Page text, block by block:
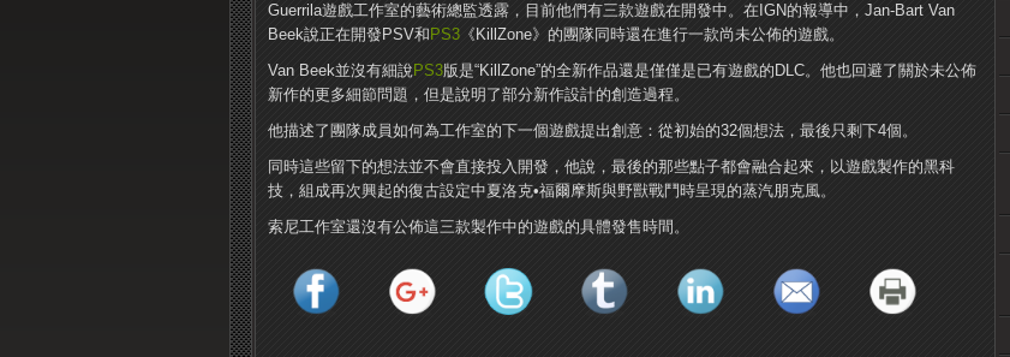
Guerrila遊戲工作室的藝術總監透露，目前他們有三款遊戲在開發中。在IGN的報導中，Jan-Bart Van
Beek說正在開發PSV和 PS3 《KillZone》的團隊同時還在進行一款尚未公佈的遊戲。
Van Beek並沒有細說PS3版是“KillZone”的全新作品還是僅僅是已有遊戲的DLC。他也回避了關於未公佈
新作的更多細節問題，但是說明了部分新作設計的創造過程。
他描述了團隊成員如何為工作室的下一個遊戲提出創意：從初始的32個想法，最後只剩下4個。
同時這些留下的想法並不會直接投入開發，他說，最後的那些點子都會融合起來，以遊戲製作的黑科
技，組成再次興起的復古設定中夏洛克•福爾摩斯與野獸戰鬥時呈現的蒸汽朋克風。
索尼工作室還沒有公佈這三款製作中的遊戲的具體發售時間。